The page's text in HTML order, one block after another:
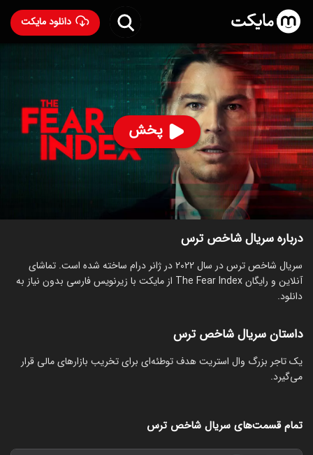
دانلود مایکت
پخش
سریال شاخص ترس- The Fear Index 2022
۱۶ 50% ۵.۸
ساخت آمریکا سال 2022
رده سنی ۱۸+
سریال
درام
توضیحات قسمت‌ها
درباره سریال شاخص ترس
سریال شاخص ترس در سال 2022 در ژانر درام ساخته شده است. تماشای
آنلاین و رایگان The Fear Index از مایکت با زیرنویس فارسی بدون نیاز به
دانلود.
داستان سریال شاخص ترس
یک تاجر بزرگ وال استریت هدف توطئه‌ای برای تخریب بازارهای مالی قرار
می‌گیرد.
تمام قسمت‌های سریال شاخص ترس